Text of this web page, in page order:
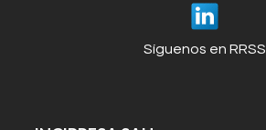
Síguenos en RRSS